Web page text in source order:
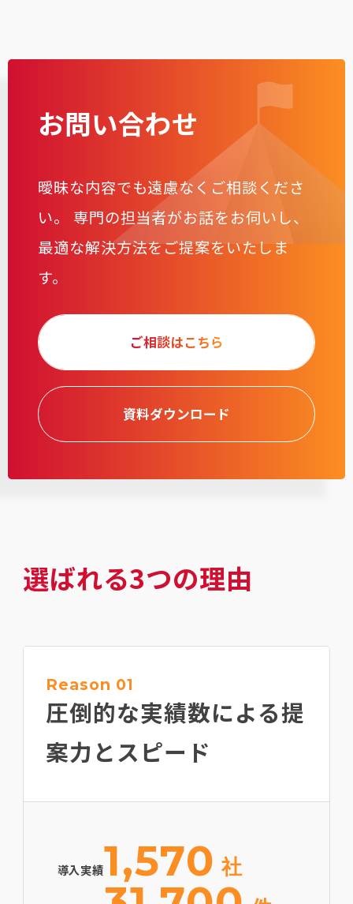
お問い合わせ
曖昧な内容でも遠慮なくご相談くださ
い。
専門の担当者がお話をお伺いし、
最適な解決方法をご提案をいたしま
す。
ご相談はこちら
資料ダウンロード
選ばれる3つの理由
Reason 01
圧倒的な実績数による提
案力とスピード
導入実績1,570 社